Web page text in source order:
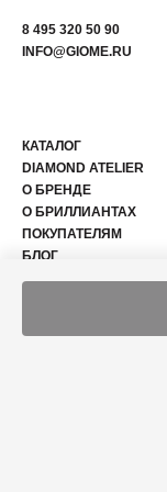
8 495 320 50 90
INFO@GIOME.RU
КОНТАКТЫ
ПОКУПАТЕЛЯМ
БЛОГ
О БРЕНДЕ
DIAMOND ATELIER
КАТАЛОГ
О БРИЛЛИАНТАХ